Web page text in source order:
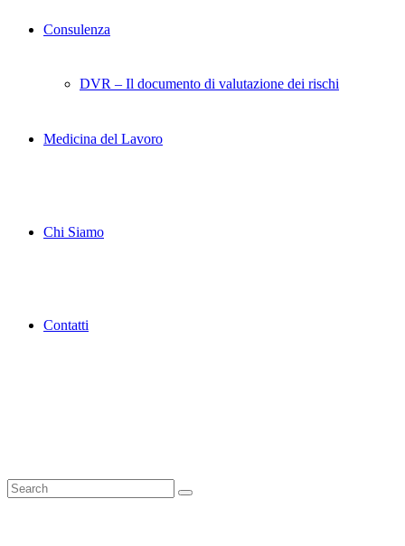
Consulenza
DVR – Il documento di valutazione dei rischi
Medicina del Lavoro
Chi Siamo
Contatti